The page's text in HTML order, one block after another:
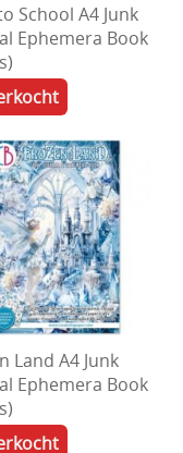
School A4 Junk
Ephemera Book
Land A4 Junk
Ephemera Book